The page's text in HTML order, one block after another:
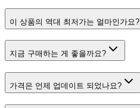
이 상품의 역대 최저가는 얼마인가요?
지금 구매하는 게 좋을까요?
가격은 언제 업데이트 되었나요?